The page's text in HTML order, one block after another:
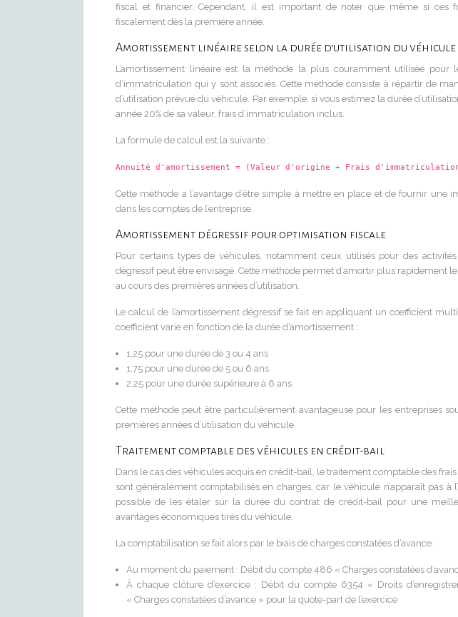
fiscal et financier. Cependant, il est important de noter que même si ces
fiscalement dès la première année.
Amortissement linéaire selon la durée d’utilisation du véhicule
L’amortissement linéaire est la méthode la plus couramment utilisée pour
d’immatriculation qui y sont associés. Cette méthode consiste à répartir de
d’utilisation prévue du véhicule. Par exemple, si vous estimez la durée
année 20% de sa valeur, frais d’immatriculation inclus.
La formule de calcul est la suivante :
Annuité d'amortissement = (Valeur d'origine + Frais
Cette méthode a l’avantage d’être simple à mettre en place et de fournir une
dans les comptes de l’entreprise.
Amortissement dégressif pour optimisation fiscale
Pour certains types de véhicules, notamment ceux utilisés pour des activités
dégressif peut être envisagé. Cette méthode permet d’amortir plus rapidement
au cours des premières années d’utilisation.
Le calcul de l’amortissement dégressif se fait en appliquant un coefficient
coefficient varie en fonction de la durée d’amortissement :
1,25 pour une durée de 3 ou 4 ans
1,75 pour une durée de 5 ou 6 ans
2,25 pour une durée supérieure à 6 ans
Cette méthode peut être particulièrement avantageuse pour les entreprises
premières années d’utilisation du véhicule.
Traitement comptable des véhicules en crédit-bail
Dans le cas des véhicules acquis en crédit-bail, le traitement comptable des
sont généralement comptabilisés en charges, car le véhicule n’apparaît pas à
possible de les étaler sur la durée du contrat de crédit-bail pour une
avantages économiques tirés du véhicule.
La comptabilisation se fait alors par le biais de charges constatées d’avance :
Au moment du paiement : Débit du compte 486 « Charges constatées
À chaque clôture d’exercice : Débit du compte 6354 « Droits
« Charges constatées d’avance » pour la quote-part de l’exercice